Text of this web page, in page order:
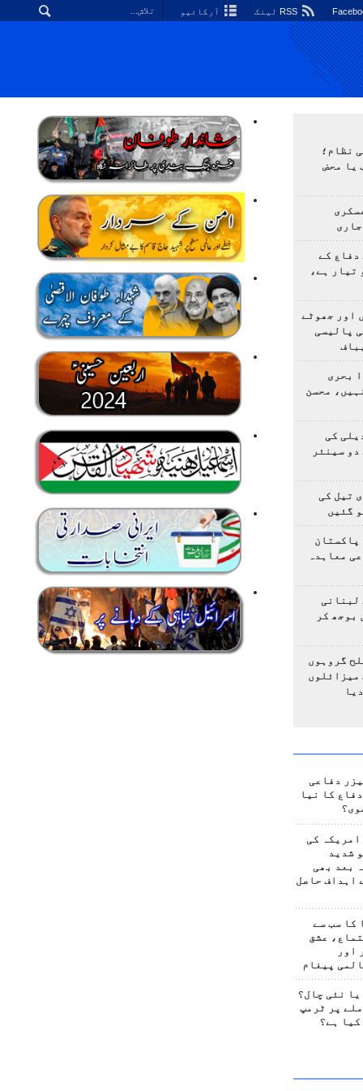
آرکائیو
نظام؛
یا محض
دفاع کے
تیار ہے،
اور جھوٹے
پالیسی
بحری
محسن
کی
سینئر
تیل کی
گئیں
پاکستان
معاہدہ
لبنانی
بوجھ کر
گروہوں
میزائلوں
دفاعی
کا نیا
امریکہ کی
شدید
بعد بھی
اہداف حاصل
کا سب سے
عشق
اور
پیغام
نئی چال؟
پر ٹرمپ
کیا ہے؟